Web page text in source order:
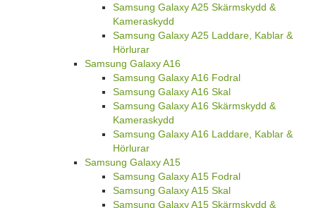
Samsung Galaxy A25 Skärmskydd &
Kameraskydd
Samsung Galaxy A25 Laddare, Kablar &
Hörlurar
Samsung Galaxy A16
Samsung Galaxy A16 Fodral
Samsung Galaxy A16 Skal
Samsung Galaxy A16 Skärmskydd &
Kameraskydd
Samsung Galaxy A16 Laddare, Kablar &
Hörlurar
Samsung Galaxy A15
Samsung Galaxy A15 Fodral
Samsung Galaxy A15 Skal
Samsung Galaxy A15 Skärmskydd &